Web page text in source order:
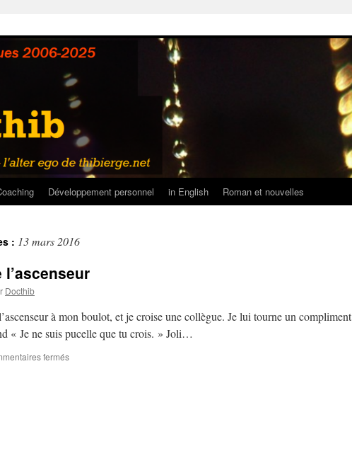
Développement personnel in English Roman et nouvelles
: 13 mars 2016
Docthib
à mon boulot, et je croise une collègue. Je lui tourne un compliment
« Je ne suis pucelle que tu crois. » Joli…
ferméssur